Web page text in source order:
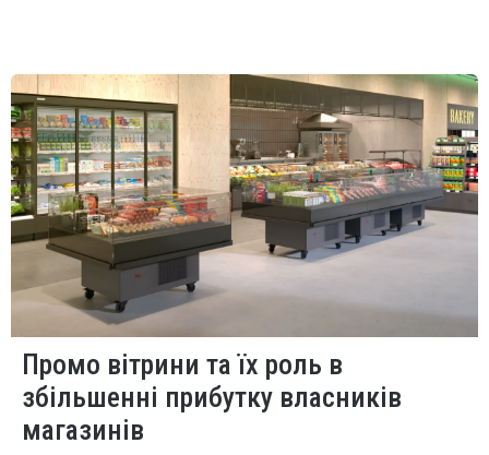
Промо вітрини та їх роль в
збільшенні прибутку власників
магазинів